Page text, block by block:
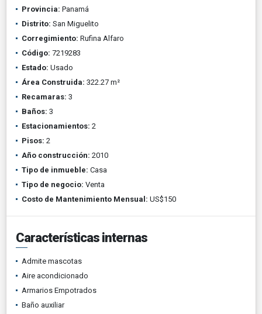
Provincia: Panamá
Distrito: San Miguelito
Corregimiento: Rufina Alfaro
Código: 7219283
Estado: Usado
Área Construida: 322.27 m²
Recamaras: 3
Baños: 3
Estacionamientos: 2
Pisos: 2
Año construcción: 2010
Tipo de inmueble: Casa
Tipo de negocio: Venta
Costo de Mantenimiento Mensual: US$150
Características internas
Admite mascotas
Aire acondicionado
Armarios Empotrados
Baño auxiliar